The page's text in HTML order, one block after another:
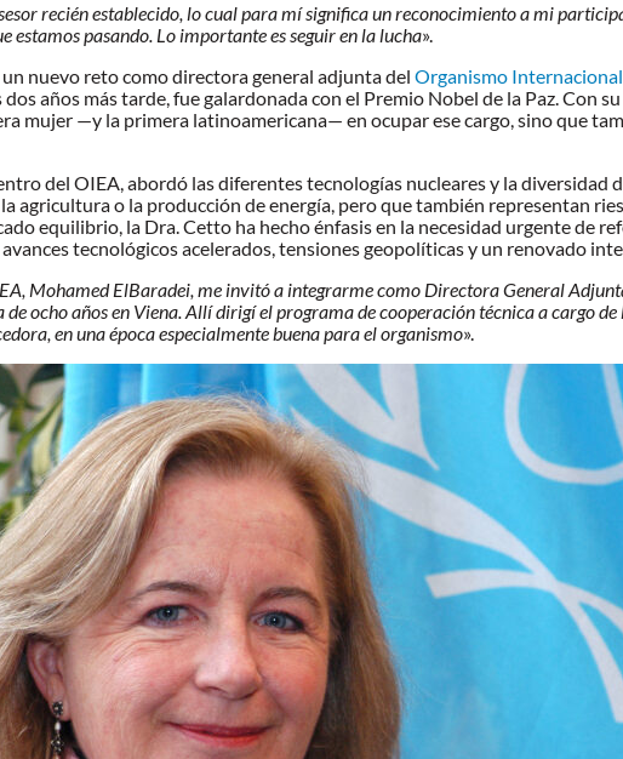
recién establecido, lo cual para mí significa un reconocimiento a mi
pasando. Lo importante es seguir en la lucha».
nuevo reto como directora general adjunta del Organismo
años más tarde, fue galardonada con el Premio Nobel de la Paz. Con
mujer —y la primera latinoamericana— en ocupar ese cargo, sino que
del OIEA, abordó las diferentes tecnologías nucleares y la diversidad
agricultura o la producción de energía, pero que también representan
equilibrio, la Dra. Cetto ha hecho énfasis en la necesidad urgente de
tecnológicos acelerados, tensiones geopolíticas y un renovado
Mohamed ElBaradei, me invitó a integrarme como Directora General
ocho años en Viena. Allí dirigí el programa de cooperación técnica a cargo
en una época especialmente buena para el organismo».